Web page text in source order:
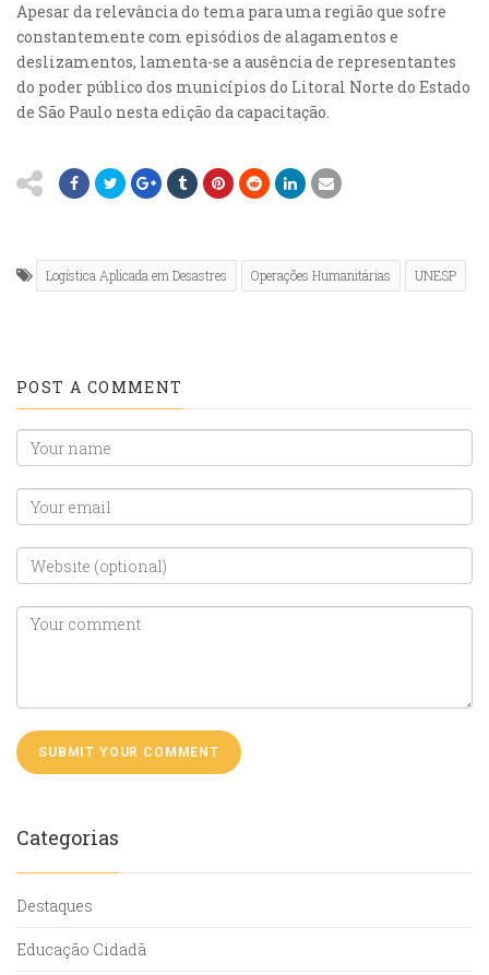
Apesar da relevância do tema para uma região que sofre
constantemente com episódios de alagamentos e
deslizamentos, lamenta-se a ausência de representantes
do poder público dos municípios do Litoral Norte do Estado
de São Paulo nesta edição da capacitação.
Logística Aplicada em Desastres Operações Humanitárias UNESP
POST A COMMENT
Categorias
Destaques
Educação Cidadã